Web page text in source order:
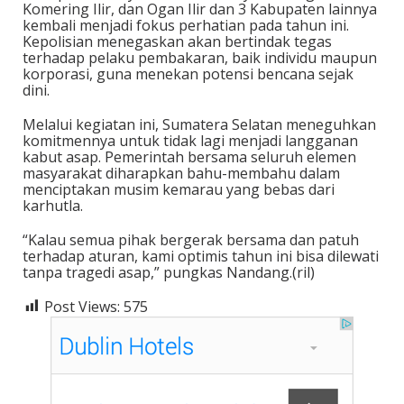
Komering Ilir, dan Ogan Ilir dan 3 Kabupaten lainnya
kembali menjadi fokus perhatian pada tahun ini.
Kepolisian menegaskan akan bertindak tegas
terhadap pelaku pembakaran, baik individu maupun
korporasi, guna menekan potensi bencana sejak
dini.
Melalui kegiatan ini, Sumatera Selatan meneguhkan
komitmennya untuk tidak lagi menjadi langganan
kabut asap. Pemerintah bersama seluruh elemen
masyarakat diharapkan bahu-membahu dalam
menciptakan musim kemarau yang bebas dari
karhutla.
“Kalau semua pihak bergerak bersama dan patuh
terhadap aturan, kami optimis tahun ini bisa dilewati
tanpa tragedi asap,” pungkas Nandang.(ril)
Post Views: 575